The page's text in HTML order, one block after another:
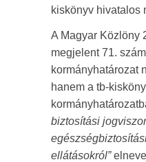
kiskönyv hivatalos
A Magyar Közlöny
megjelent 71.
kormányhatározat
hanem a tb-
biztosítási
ellátásokról”